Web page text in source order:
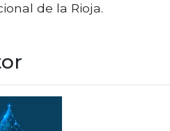
de la Rioja.